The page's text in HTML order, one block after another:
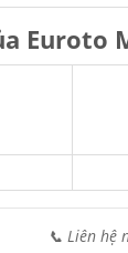
Euroto
📞 Liên hệ